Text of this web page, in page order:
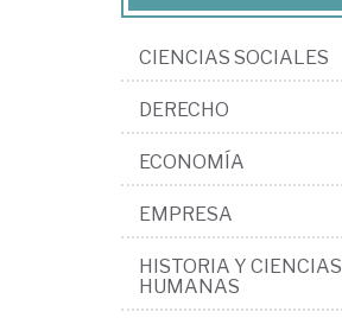
CIENCIAS SOCIALES
DERECHO
ECONOMÍA
EMPRESA
HISTORIA Y CIENCIAS
HUMANAS